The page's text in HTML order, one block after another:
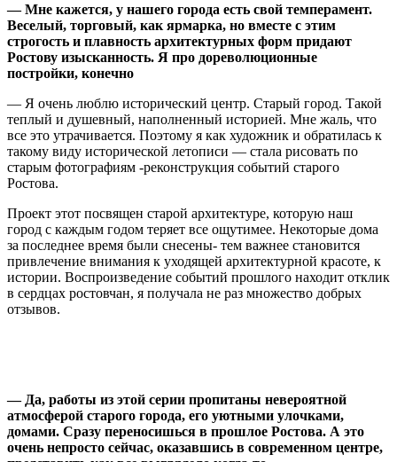
— Мне кажется, у нашего города есть свой темперамент.
Веселый, торговый, как ярмарка, но вместе с этим
строгость и плавность архитектурных форм придают
Ростову изысканность. Я про дореволюционные
постройки, конечно
— Я очень люблю исторический центр. Старый город. Такой
теплый и душевный, наполненный историей. Мне жаль, что
все это утрачивается. Поэтому я как художник и обратилась к
такому виду исторической летописи — стала рисовать по
старым фотографиям -реконструкция событий старого
Ростова.
Проект этот посвящен старой архитектуре, которую наш
город с каждым годом теряет все ощутимее. Некоторые дома
за последнее время были снесены- тем важнее становится
привлечение внимания к уходящей архитектурной красоте, к
истории. Воспроизведение событий прошлого находит отклик
в сердцах ростовчан, я получала не раз множество добрых
отзывов.
— Да, работы из этой серии пропитаны невероятной
атмосферой старого города, его уютными улочками,
домами. Сразу переносишься в прошлое Ростова. А это
очень непросто сейчас, оказавшись в современном центре,